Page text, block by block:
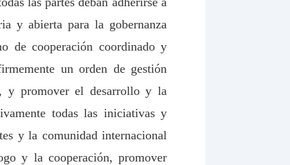
y abierta para la gobernanza
de cooperación coordinado y
un orden de gestión
y promover el desarrollo y la
todas las iniciativas y
y la comunidad internacional
y la cooperación, promover